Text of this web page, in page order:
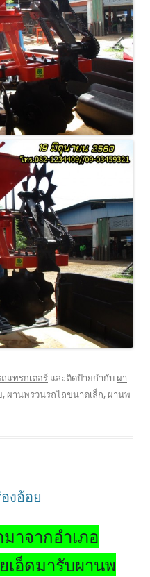
แทรกเตอร์ และติดป้ายกำกับ ผา
, ผานพรวนรถไถขนาดเล็ก, ผานพ
งอ้อย
าจากอำเภอ
เอ็ดมารับผานพ